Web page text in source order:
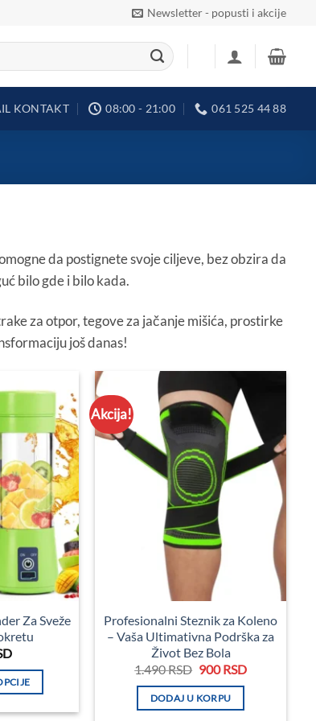
Newsletter - popusti i akcije
KONTAKT 08:00 - 21:00 061 525 44 88
da postignete svoje ciljeve, bez obzira da
bilo gde i bilo kada.
za otpor, tegove za jačanje mišića, prostirke
još danas!
Za Sveže
Akcija!
Profesionalni Steznik za Koleno
– Vaša Ultimativna Podrška za
Život Bez Bola
1.490RSD Originalna
je
bila:
900RSDTrenutna
DODAJ U KORPU